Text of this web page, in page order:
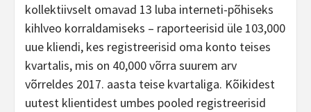
kollektiivselt omavad 13 luba interneti-põhiseks
kihlveo korraldamiseks – raporteerisid üle 103,000
uue kliendi, kes registreerisid oma konto teises
kvartalis, mis on 40,000 võrra suurem arv
võrreldes 2017. aasta teise kvartaliga. Kõikidest
uutest klientidest umbes pooled registreerisid